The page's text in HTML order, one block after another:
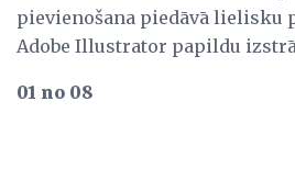
pievienošana piedāvā lielisku
Adobe Illustrator papildu
01 no 08